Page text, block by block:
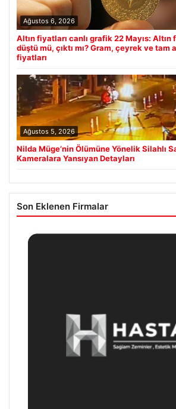
Ağustos 6, 2026
Altın fiyatları canlı grafik 22 Mayıs: Altın
düştü mü, çıktı mı? Gram, çeyrek ve tam
fiyatları
Ağustos 5, 2026
Nilda Müge’nin Ölümüne Yönelik Silahlı
Kameralara Yansıyan Detayları
Son Eklenen Firmalar